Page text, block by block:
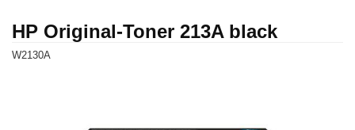
HP Original-Toner 213A black
W2130A